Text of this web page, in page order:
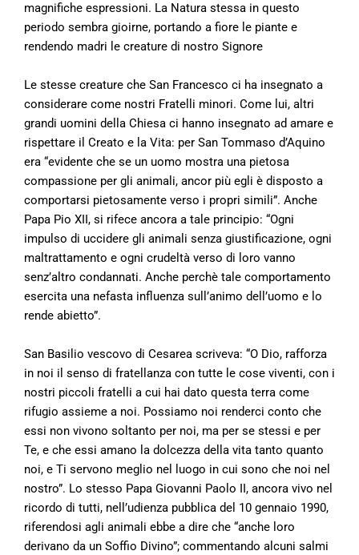
magnifiche espressioni. La Natura stessa in questo
periodo sembra gioirne, portando a fiore le piante e
rendendo madri le creature di nostro Signore
Le stesse creature che San Francesco ci ha insegnato a
considerare come nostri Fratelli minori. Come lui, altri
grandi uomini della Chiesa ci hanno insegnato ad amare e
rispettare il Creato e la Vita: per San Tommaso d’Aquino
era “evidente che se un uomo mostra una pietosa
compassione per gli animali, ancor più egli è disposto a
comportarsi pietosamente verso i propri simili”. Anche
Papa Pio XII, si rifece ancora a tale principio: “Ogni
impulso di uccidere gli animali senza giustificazione, ogni
maltrattamento e ogni crudeltà verso di loro vanno
senz’altro condannati. Anche perchè tale comportamento
esercita una nefasta influenza sull’animo dell’uomo e lo
rende abietto”.
San Basilio vescovo di Cesarea scriveva: “O Dio, rafforza
in noi il senso di fratellanza con tutte le cose viventi, con i
nostri piccoli fratelli a cui hai dato questa terra come
rifugio assieme a noi. Possiamo noi renderci conto che
essi non vivono soltanto per noi, ma per se stessi e per
Te, e che essi amano la dolcezza della vita tanto quanto
noi, e Ti servono meglio nel luogo in cui sono che noi nel
nostro”. Lo stesso Papa Giovanni Paolo II, ancora vivo nel
ricordo di tutti, nell’udienza pubblica del 10 gennaio 1990,
riferendosi agli animali ebbe a dire che “anche loro
derivano da un Soffio Divino”; commentando alcuni salmi